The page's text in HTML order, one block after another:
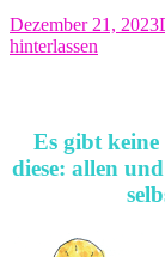
Dezember 21, 2023
hinterlassen
Es gibt
diese: allen